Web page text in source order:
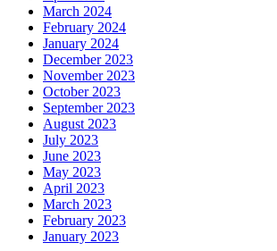
March 2024
February 2024
January 2024
December 2023
November 2023
October 2023
September 2023
August 2023
July 2023
June 2023
May 2023
April 2023
March 2023
February 2023
January 2023